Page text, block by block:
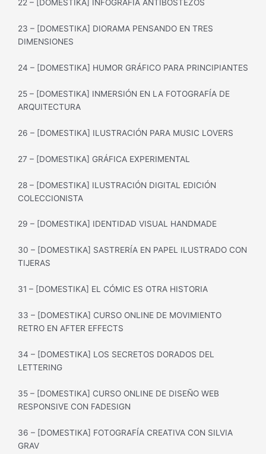
22 – [DOMESTIKA] INFOGRAFÍA ANTIBOSTEZOS
23 – [DOMESTIKA] DIORAMA PENSANDO EN TRES
DIMENSIONES
24 – [DOMESTIKA] HUMOR GRÁFICO PARA PRINCIPIANTES
25 – [DOMESTIKA] INMERSIÓN EN LA FOTOGRAFÍA DE
ARQUITECTURA
26 – [DOMESTIKA] ILUSTRACIÓN PARA MUSIC LOVERS
27 – [DOMESTIKA] GRÁFICA EXPERIMENTAL
28 – [DOMESTIKA] ILUSTRACIÓN DIGITAL EDICIÓN
COLECCIONISTA
29 – [DOMESTIKA] IDENTIDAD VISUAL HANDMADE
30 – [DOMESTIKA] SASTRERÍA EN PAPEL ILUSTRADO CON
TIJERAS
31 – [DOMESTIKA] EL CÓMIC ES OTRA HISTORIA
33 – [DOMESTIKA] CURSO ONLINE DE MOVIMIENTO
RETRO EN AFTER EFFECTS
34 – [DOMESTIKA] LOS SECRETOS DORADOS DEL
LETTERING
35 – [DOMESTIKA] CURSO ONLINE DE DISEÑO WEB
RESPONSIVE CON FADESIGN
36 – [DOMESTIKA] FOTOGRAFÍA CREATIVA CON SILVIA
GRAV